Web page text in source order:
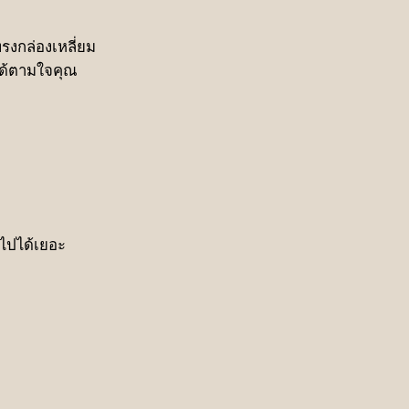
งกล่องเหลี่ยม
ด้ตามใจคุณ
ปได้เยอะ